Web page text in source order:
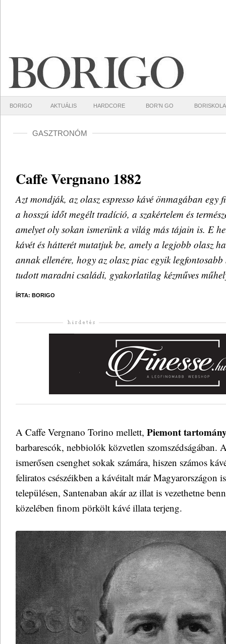
BORIGO AKTUÁLIS HARDCORE BOR’N GO BORISKOLA
GASZTRONÓM
Caffe Vergnano 1882
Azt mondják, az olasz espresso kávé önmagában
a hosszú időt megélt tradíció, a szakértelem és
amelyet oly sokan ismerünk a világ más tájain is. E
kávét és hátterét mutatjuk be, amely a legjobb olasz
annak ellenére, hogy az olasz piac egyik legfontosabb
tudott maradni családi, gyakorlatilag kézműves
ÍRTA: BORIGO
A Caffe Vergnano Torino mellett, Piemont
barbarescók, nebbiolók közvetlen szomszédságában.
ismerősen csenghet sokak számára, hiszen számos
feliratos csészéikben a kávéitalt már Magyarországon
településen, Santenaban akár az illat is vezethetne
közelében finom pörkölt kávé illata terjeng.